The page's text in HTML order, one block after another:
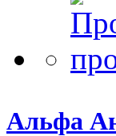
Альфа